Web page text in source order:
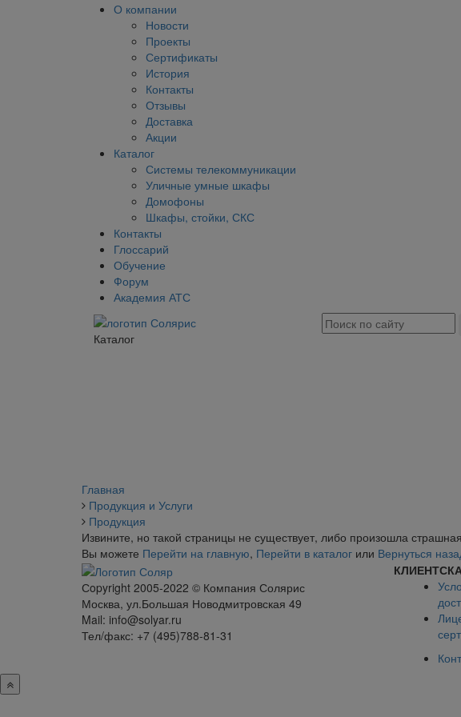
О компании
Новости
Проекты
Сертификаты
История
Контакты
Отзывы
Доставка
Акции
Каталог
Системы телекоммуникации
Уличные умные шкафы
Домофоны
Шкафы, стойки, СКС
Контакты
Глоссарий
Обучение
Форум
Академия АТС
Каталог
Главная
Продукция и Услуги
Продукция
Извините, но такой страницы не существует, либо произошла
Вы можете Перейти на главную, Перейти в каталог или Вернуться
Сopyright 2005-2022 © Компания Солярис
Москва, ул.Большая Новодмитровская 49
Mail: info@solyar.ru
Тел/факс: +7 (495)788-81-31